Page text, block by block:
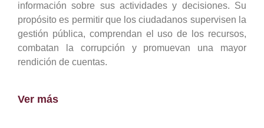
información sobre sus actividades y decisiones. Su
propósito es permitir que los ciudadanos supervisen la
gestión pública, comprendan el uso de los recursos,
combatan la corrupción y promuevan una mayor
rendición de cuentas.
Ver más